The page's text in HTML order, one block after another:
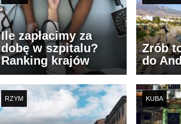
Ile zapłacimy za
dobę w szpitalu?
Ranking krajów
Zrób
do
RZYM KUBA